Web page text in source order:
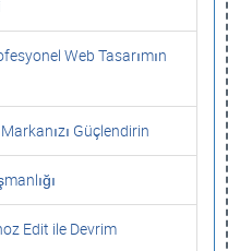
Web Tasarımın
Güçlendirin
Edit ile Devrim